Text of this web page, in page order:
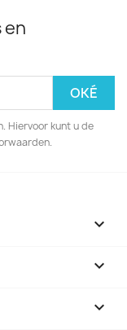
en
Hiervoor kunt u de


